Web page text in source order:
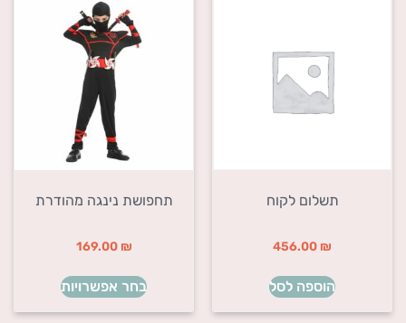
תשלום לקוח
456.00 ₪
הוספה לסל
תחפושת נינגה מהודרת
169.00 ₪
בחר אפשרויות